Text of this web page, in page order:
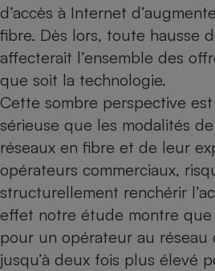
d’accès à Internet
fibre. Dès lors, toute hausse
affecterait l’ensemble des
que soit la technologie.
Cette sombre perspective
sérieuse que les modalités
réseaux en fibre et de leur
opérateurs commerciaux,
structurellement renchérir
effet notre étude montre que
pour un opérateur au réseau
jusqu’à deux fois plus élevé